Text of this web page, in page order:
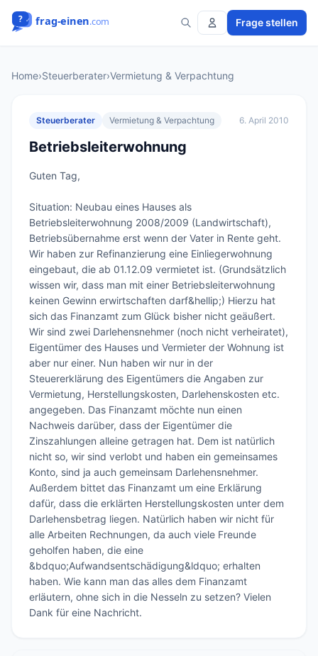
Frage stellen
Home›Steuerberater›Vermietung & Verpachtung
Steuerberater Vermietung & Verpachtung 6. April 2010
Betriebsleiterwohnung
Guten Tag,
Situation: Neubau eines Hauses als
Betriebsleiterwohnung 2008/2009 (Landwirtschaft),
Betriebsübernahme erst wenn der Vater in Rente geht.
Wir haben zur Refinanzierung eine Einliegerwohnung
eingebaut, die ab 01.12.09 vermietet ist. (Grundsätzlich
wissen wir, dass man mit einer Betriebsleiterwohnung
keinen Gewinn erwirtschaften darf&hellip;) Hierzu hat
sich das Finanzamt zum Glück bisher nicht geäußert.
Wir sind zwei Darlehensnehmer (noch nicht verheiratet),
Eigentümer des Hauses und Vermieter der Wohnung ist
aber nur einer. Nun haben wir nur in der
Steuererklärung des Eigentümers die Angaben zur
Vermietung, Herstellungskosten, Darlehenskosten etc.
angegeben. Das Finanzamt möchte nun einen
Nachweis darüber, dass der Eigentümer die
Zinszahlungen alleine getragen hat. Dem ist natürlich
nicht so, wir sind verlobt und haben ein gemeinsames
Konto, sind ja auch gemeinsam Darlehensnehmer.
Außerdem bittet das Finanzamt um eine Erklärung
dafür, dass die erklärten Herstellungskosten unter dem
Darlehensbetrag liegen. Natürlich haben wir nicht für
alle Arbeiten Rechnungen, da auch viele Freunde
geholfen haben, die eine
&bdquo;Aufwandsentschädigung&ldquo; erhalten
haben. Wie kann man das alles dem Finanzamt
erläutern, ohne sich in die Nesseln zu setzen? Vielen
Dank für eine Nachricht.